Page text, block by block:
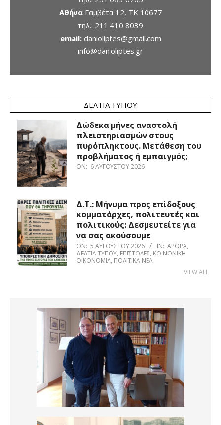
ΑθήναΓαμβέτα 12, ΤΚ 10677
τηλ.: 211 410 8039
email: danioliptes@gmail.com
info@danioliptes.gr
ΔΕΛΤΊΑ ΤΎΠΟΥ
Δώδεκα μήνες αναστολή
πλειστηριασμών στους
πυρόπληκτους. Μετάθεση του
προβλήματος ή εμπαιγμός;
ON: 6 ΑΥΓΟΎΣΤΟΥ 2026
Δ.Τ.: Μήνυμα προς επίδοξους
κομματάρχες, πολιτευτές και
πολιτικούς: Δεσμευτείτε για
να σας ακούσουμε
ON: 5 ΑΥΓΟΎΣΤΟΥ 2026 IN: ΆΡΘΡΑ,
ΔΕΛΤΊΑ ΤΎΠΟΥ, ΕΠΙΣΤΟΛΈΣ, ΚΟΙΝΩΝΙΚΉ
ΟΙΚΟΝΟΜΊΑ, ΠΟΛΙΤΙΚΆ ΝΈΑ
VIEW ALL